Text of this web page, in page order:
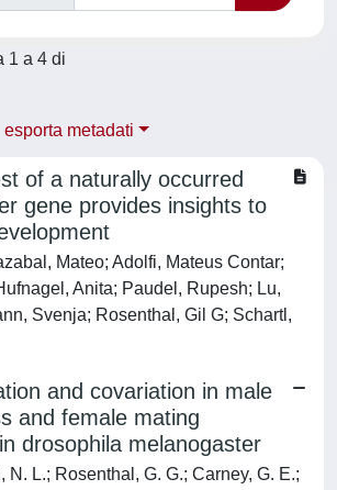
1 a 4 di
esporta metadati
of a naturally occurred
gene provides insights to
Mateo; Adolfi, Mateus Contar;
Anita; Paudel, Rupesh; Lu,
Svenja; Rosenthal, Gil G; Schartl,
and covariation in male
and female mating
drosophila melanogaster
N. L.; Rosenthal, G. G.; Carney, G. E.;